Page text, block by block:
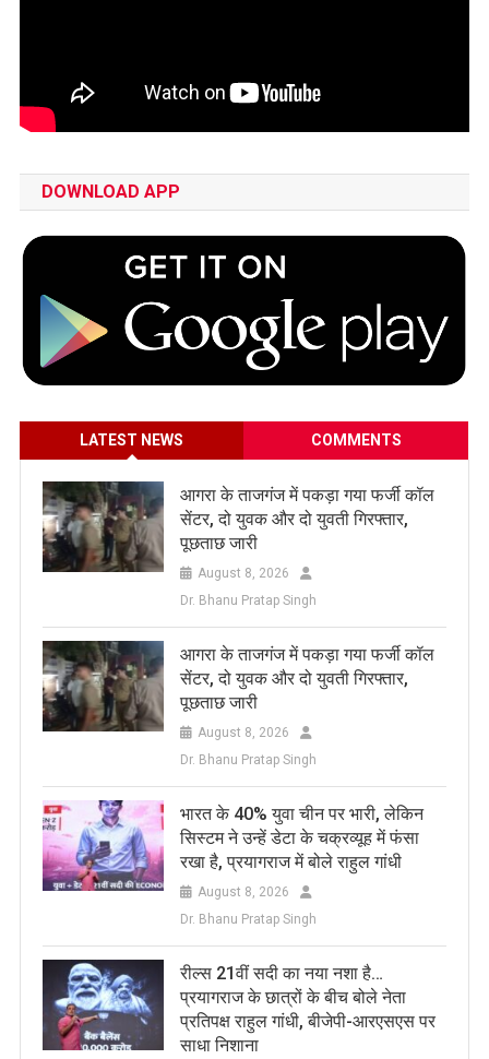
DOWNLOAD APP
LATEST NEWS COMMENTS
आगरा के ताजगंज में पकड़ा गया फर्जी कॉल
सेंटर, दो युवक और दो युवती गिरफ्तार,
पूछताछ जारी
August 8, 2026
Dr. Bhanu Pratap Singh
आगरा के ताजगंज में पकड़ा गया फर्जी कॉल
सेंटर, दो युवक और दो युवती गिरफ्तार,
पूछताछ जारी
August 8, 2026
Dr. Bhanu Pratap Singh
भारत के 40% युवा चीन पर भारी, लेकिन
सिस्टम ने उन्हें डेटा के चक्रव्यूह में फंसा
रखा है, प्रयागराज में बोले राहुल गांधी
August 8, 2026
Dr. Bhanu Pratap Singh
रील्स 21वीं सदी का नया नशा है…
प्रयागराज के छात्रों के बीच बोले नेता
प्रतिपक्ष राहुल गांधी, बीजेपी-आरएसएस पर
साधा निशाना